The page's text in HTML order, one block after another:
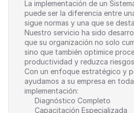
La implementación de un
puede ser la diferencia entre
sigue normas y una que se
Nuestro servicio ha sido
que su organización no solo
sino que también optimice
productividad y reduzca
Con un enfoque estratégico y
ayudamos a su empresa en
implementación:
Diagnóstico Completo
Capacitación Especializada